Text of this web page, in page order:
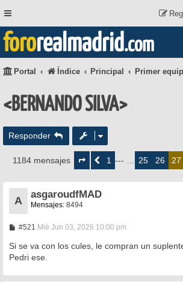
fororealmadrid.com
Portal Índice Principal Primer
<BERNANDO SILVA>
Responder
1184 mensajes
Página
deAnterior1 --- … 25 26 27
A
asgaroudfMAD
Mensajes: 8494
#521 M
n
s
a
e
Mié Jun 03, 2026 10:00 pm
Si se va con los cules, le compran un
Pedri ese.